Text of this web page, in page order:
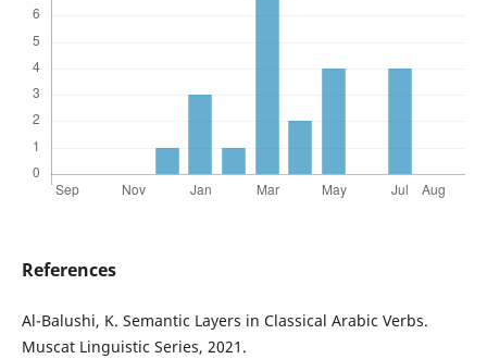
References
Al-Balushi, K. Semantic Layers in Classical Arabic Verbs.
Muscat Linguistic Series, 2021.